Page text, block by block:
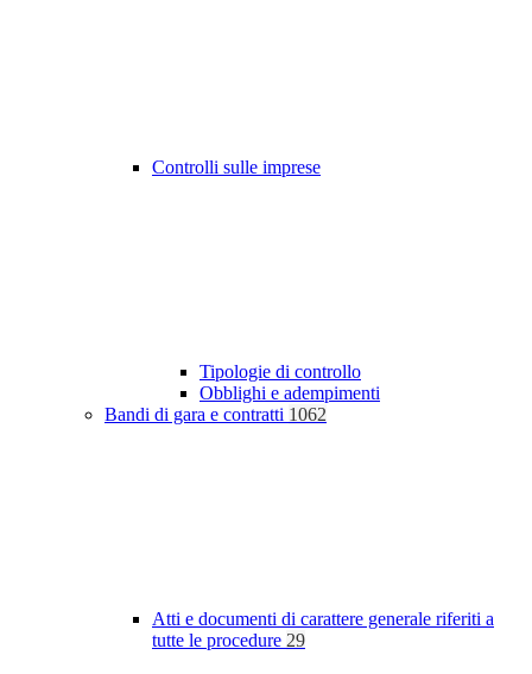
Controlli sulle imprese
Tipologie di controllo
Obblighi e adempimenti
Bandi di gara e contratti 1062
Atti e documenti di carattere generale riferiti a
tutte le procedure 29